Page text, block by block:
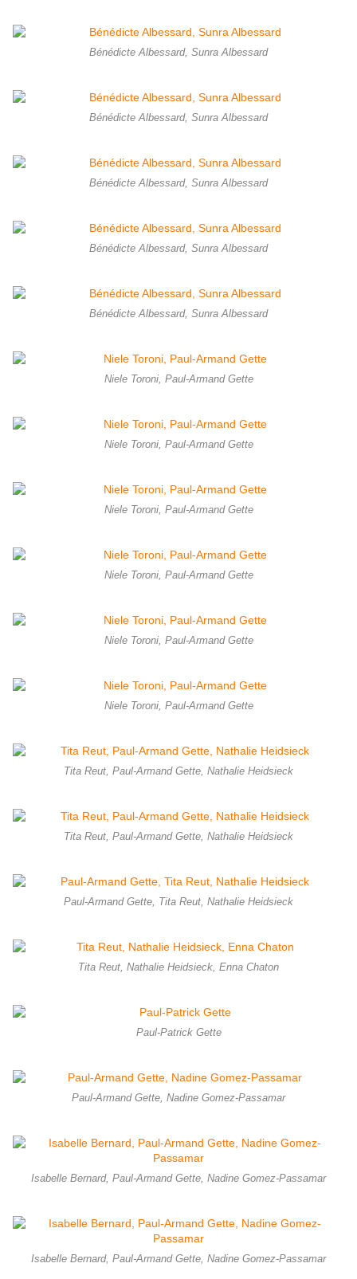
Bénédicte Albessard, Sunra Albessard
Bénédicte Albessard, Sunra Albessard
Bénédicte Albessard, Sunra Albessard
Bénédicte Albessard, Sunra Albessard
Bénédicte Albessard, Sunra Albessard
Niele Toroni, Paul-Armand Gette
Niele Toroni, Paul-Armand Gette
Niele Toroni, Paul-Armand Gette
Niele Toroni, Paul-Armand Gette
Niele Toroni, Paul-Armand Gette
Niele Toroni, Paul-Armand Gette
Tita Reut, Paul-Armand Gette, Nathalie Heidsieck
Tita Reut, Paul-Armand Gette, Nathalie Heidsieck
Paul-Armand Gette, Tita Reut, Nathalie Heidsieck
Tita Reut, Nathalie Heidsieck, Enna Chaton
Paul-Patrick Gette
Paul-Armand Gette, Nadine Gomez-Passamar
Isabelle Bernard, Paul-Armand Gette, Nadine Gomez-Passamar
Isabelle Bernard, Paul-Armand Gette, Nadine Gomez-Passamar